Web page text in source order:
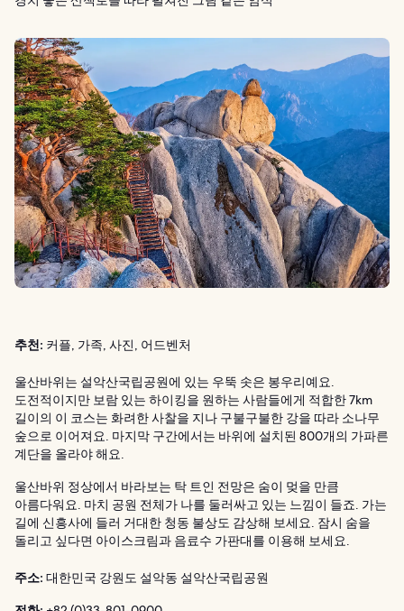
추천: 커플, 가족, 사진, 어드벤처
울산바위는 설악산국립공원에 있는 우뚝 솟은 봉우리예요.
도전적이지만 보람 있는 하이킹을 원하는 사람들에게 적합한 7km
길이의 이 코스는 화려한 사찰을 지나 구불구불한 강을 따라 소나무
숲으로 이어져요. 마지막 구간에서는 바위에 설치된 800개의 가파른
계단을 올라야 해요.
울산바위 정상에서 바라보는 탁 트인 전망은 숨이 멎을 만큼
아름다워요. 마치 공원 전체가 나를 둘러싸고 있는 느낌이 들죠. 가는
길에 신흥사에 들러 거대한 청동 불상도 감상해 보세요. 잠시 숨을
돌리고 싶다면 아이스크림과 음료수 가판대를 이용해 보세요.
주소: 대한민국 강원도 설악동 설악산국립공원